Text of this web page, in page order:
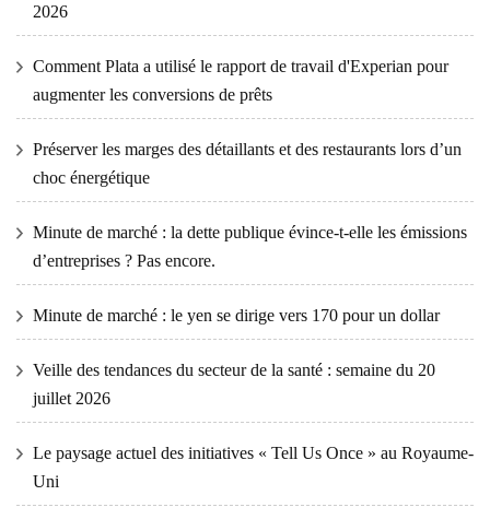
2026
Comment Plata a utilisé le rapport de travail d'Experian pour
augmenter les conversions de prêts
Préserver les marges des détaillants et des restaurants lors d’un
choc énergétique
Minute de marché : la dette publique évince-t-elle les émissions
d’entreprises ? Pas encore.
Minute de marché : le yen se dirige vers 170 pour un dollar
Veille des tendances du secteur de la santé : semaine du 20
juillet 2026
Le paysage actuel des initiatives « Tell Us Once » au Royaume-
Uni